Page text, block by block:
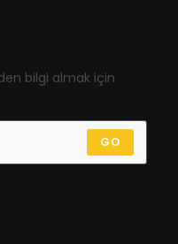
bilgi almak için
GO